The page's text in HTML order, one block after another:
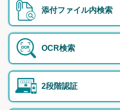
添付ファイル内検索
OCR検索
2段階認証